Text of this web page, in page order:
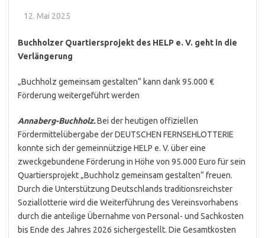
12. Mai 2025
Buchholzer Quartiersprojekt des HELP e. V. geht in die
Verlängerung
„Buchholz gemeinsam gestalten“ kann dank 95.000 €
Förderung weitergeführt werden
Annaberg-Buchholz.Bei der heutigen offiziellen
Fördermittelübergabe der DEUTSCHEN FERNSEHLOTTERIE
konnte sich der gemeinnützige HELP e. V. über eine
zweckgebundene Förderung in Höhe von 95.000 Euro für sein
Quartiersprojekt „Buchholz gemeinsam gestalten“ freuen.
Durch die Unterstützung Deutschlands traditionsreichster
Soziallotterie wird die Weiterführung des Vereinsvorhabens
durch die anteilige Übernahme von Personal- und Sachkosten
bis Ende des Jahres 2026 sichergestellt. Die Gesamtkosten